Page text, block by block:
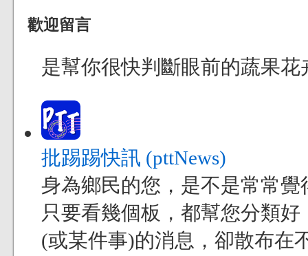
歡迎留言
是幫你很快判斷眼前的蔬果
批踢踢快訊 (pttNews)
身為鄉民的您，是不是常常
只要看幾個板，都幫您分類
(或某件事)的消息，卻散布在